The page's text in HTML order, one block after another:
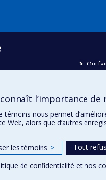
Qui
Plan
d’utilisation Paramètres
l’importance
témoins nous permet
Web, alors que d’autres
les témoins > Tout
de confidentialité et nos